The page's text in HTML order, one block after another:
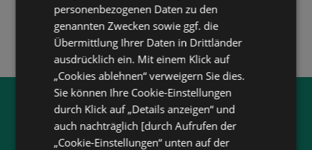
Herdarten, Edelstahl, Cromargan® Edelstahl rostfrei
Jetzt unserewogibtswas.at
App runterladen:
personenbezogenen Daten zu den
genannten Zwecken sowie ggf. die
Übermittlung Ihrer Daten in Drittländer
ausdrücklich ein. Mit einem Klick auf
„Cookies ablehnen“ verweigern Sie dies.
Sie können Ihre Cookie-Einstellungen
durch Klick auf „Details anzeigen“ und
auch nachträglich [durch Aufrufen der
„Cookie-Einstellungen“ unten auf der